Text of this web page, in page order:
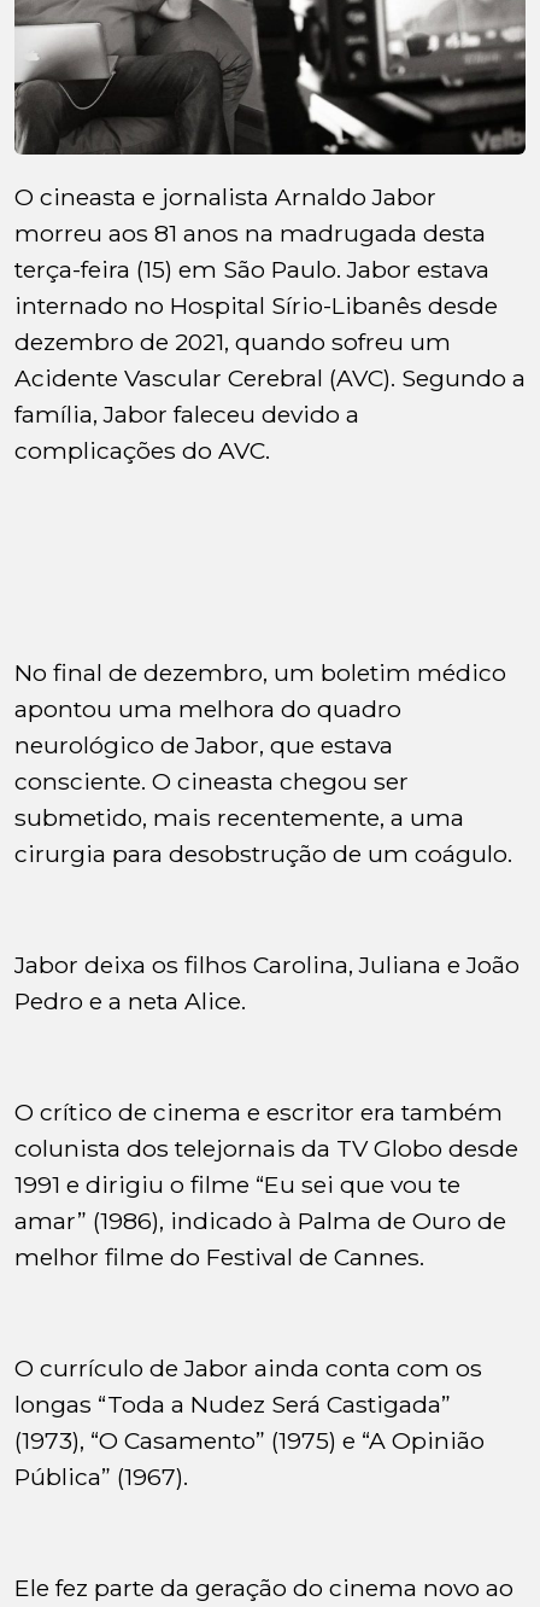
O cineasta e jornalista Arnaldo Jabor
morreu aos 81 anos na madrugada desta
terça-feira (15) em São Paulo. Jabor estava
internado no Hospital Sírio-Libanês desde
dezembro de 2021, quando sofreu um
Acidente Vascular Cerebral (AVC). Segundo a
família, Jabor faleceu devido a
complicações do AVC.
No final de dezembro, um boletim médico
apontou uma melhora do quadro
neurológico de Jabor, que estava
consciente. O cineasta chegou ser
submetido, mais recentemente, a uma
cirurgia para desobstrução de um coágulo.
Jabor deixa os filhos Carolina, Juliana e João
Pedro e a neta Alice.
O crítico de cinema e escritor era também
colunista dos telejornais da TV Globo desde
1991 e dirigiu o filme “Eu sei que vou te
amar” (1986), indicado à Palma de Ouro de
melhor filme do Festival de Cannes.
O currículo de Jabor ainda conta com os
longas “Toda a Nudez Será Castigada”
(1973), “O Casamento” (1975) e “A Opinião
Pública” (1967).
Ele fez parte da geração do cinema novo ao